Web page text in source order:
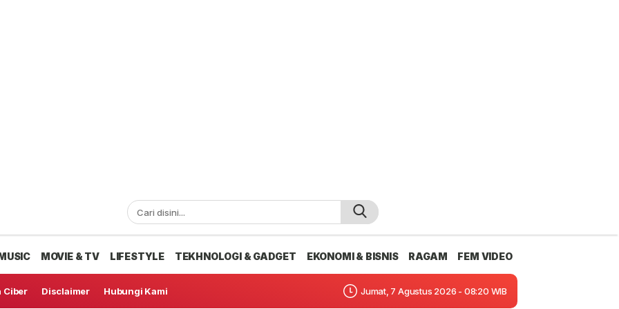
MOVIE & TV LIFESTYLE TEKHNOLOGI & GADGET EKONOMI & BISNIS RAGAM FEM VIDEO
Ciber Disclaimer Hubungi Kami Jumat, 7 Agustus 2026 - 08:20 WIB